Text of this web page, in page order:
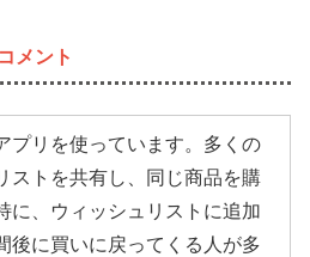
メント
プリを使っています。多くの
ストを共有し、同じ商品を購
に、ウィッシュリストに追加
後に買いに戻ってくる人が多